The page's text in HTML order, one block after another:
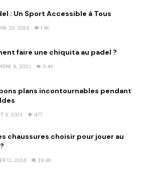
: Un Sport Accessible à Tous
20, 2023 1.9K
faire une chiquita au padel ?
8, 2022 5.4K
plans incontournables pendant
3, 2023 477
chaussures choisir pour jouer au
12, 2024 28.4K